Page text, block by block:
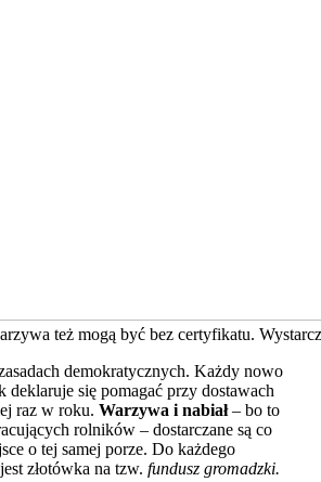
też mogą być bez certyfikatu.
demokratycznych. Każdy nowo
deklaruje się pomagać przy dostawach
raz w roku. Warzywa i nabiał– bo to
rolników – dostarczane są co
o tej samej porze. Do każdego
złotówka na tzw. fundusz gromadzki.